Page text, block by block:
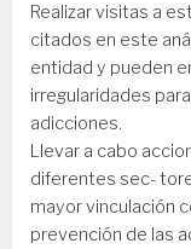
Realizar visitas a
citados en este
entidad y pueden
irregularidades
adicciones.
Llevar a cabo
diferentes sec-
mayor vinculación
prevención de las